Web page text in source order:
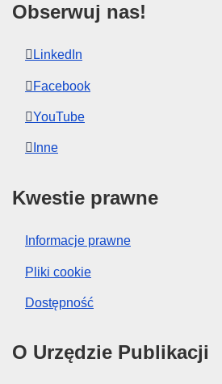
Obserwuj nas!
LinkedIn
Facebook
YouTube
Inne
Kwestie prawne
Informacje prawne
Pliki cookie
Dostępność
O Urzędzie Publikacji